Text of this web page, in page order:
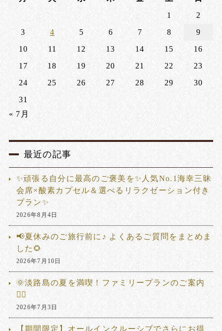
1
2
3
4 5 6 7 8
9
10
11 12 13 14 15
16
17
18 19 20 21 22
23
24
25 26 27 28 29
30
31
« 7月
最近の記事
✨頑張る自分に最高のご褒美を✨人気No.1海幸三昧
会席×酸素カプセル＆選べるリラクゼーション付き
プラン✨
2026年8月4日
📢夏休みのご旅行前に♪ よくあるご質問をまとめま
した🌻
2026年7月10日
🌞淡路島の夏を満喫！ファミリープランのご案内
🏊‍♂️
2026年7月3日
【期間限定】オールインクルーシブでさらにお得